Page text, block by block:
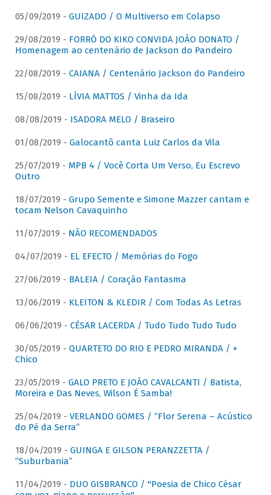
05/09/2019 - GUIZADO / O Multiverso em Colapso
29/08/2019 - FORRÓ DO KIKO CONVIDA JOÃO DONATO /
Homenagem ao centenário de Jackson do Pandeiro
22/08/2019 - CAIANA / Centenário Jackson do Pandeiro
15/08/2019 - LÍVIA MATTOS / Vinha da Ida
08/08/2019 - ISADORA MELO / Braseiro
01/08/2019 - Galocantô canta Luiz Carlos da Vila
25/07/2019 - MPB 4 / Você Corta Um Verso, Eu Escrevo
Outro
18/07/2019 - Grupo Semente e Simone Mazzer cantam e
tocam Nelson Cavaquinho
11/07/2019 - NÃO RECOMENDADOS
04/07/2019 - EL EFECTO / Memórias do Fogo
27/06/2019 - BALEIA / Coração Fantasma
13/06/2019 - KLEITON & KLEDIR / Com Todas As Letras
06/06/2019 - CÉSAR LACERDA / Tudo Tudo Tudo Tudo
30/05/2019 - QUARTETO DO RIO E PEDRO MIRANDA / +
Chico
23/05/2019 - GALO PRETO E JOÃO CAVALCANTI / Batista,
Moreira e Das Neves, Wilson É Samba!
25/04/2019 - VERLANDO GOMES / “Flor Serena – Acústico
do Pé da Serra”
18/04/2019 - GUINGA E GILSON PERANZZETTA /
“Suburbania”
11/04/2019 - DUO GISBRANCO / "Poesia de Chico César